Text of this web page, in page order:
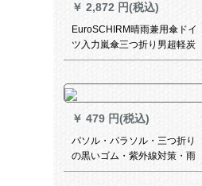
￥ 2,872 円(税込)
EuroSCHIRM晴雨兼用傘ドイ
ツ入力嵐傘三つ折り男超軽炭
素繊維ベルト型抗風サンバイ
す。
￥ 479 円(税込)
パソル・パラソル・三つ折り
の黒いゴム・紫外線対策・雨
の日よけ兼用傘・春の光蘭